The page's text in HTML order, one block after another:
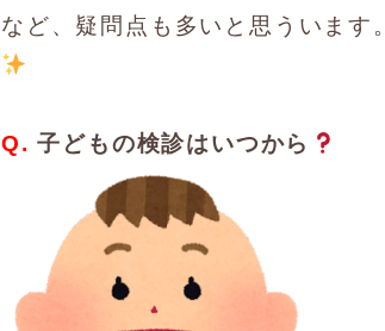
など、疑問点も多いと思ういます
Q.子どもの検診はいつから